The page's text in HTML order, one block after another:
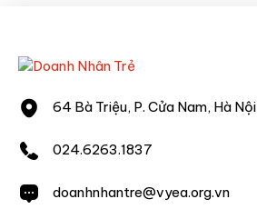
64 Bà Triệu, P. Cửa Nam, Hà Nội
024.6263.1837
doanhnhantre@vyea.org.vn